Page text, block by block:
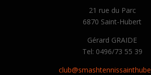
21 rue du Parc
6870 Saint-Hubert
Gérard GRAIDE
Tel: 0496/73 55 39